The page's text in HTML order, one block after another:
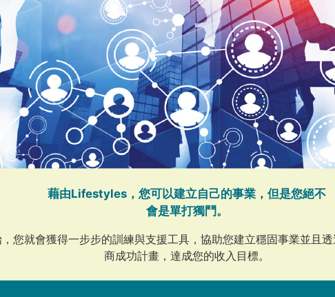
藉由Lifestyles，您可以建立自己的事業，但是您絕不
會是單打獨鬥。
您就會獲得一步步的訓練與支援工具，協助您建立穩固事業並且
商成功計畫，達成您的收入目標。